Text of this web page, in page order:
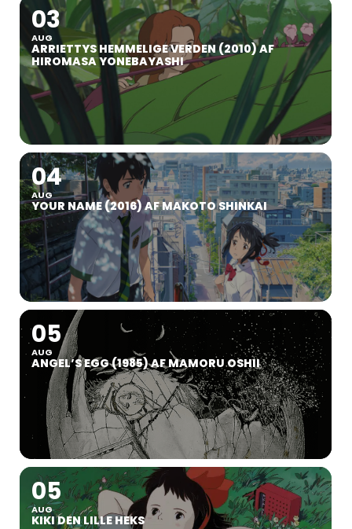
03
AUG
ARRIETTYS HEMMELIGE VERDEN (2010) AF
HIROMASA YONEBAYASHI
04
AUG
YOUR NAME (2016) AF MAKOTO SHINKAI
05
AUG
ANGEL’S EGG (1985) AF MAMORU OSHII
05
AUG
KIKI DEN LILLE HEKS